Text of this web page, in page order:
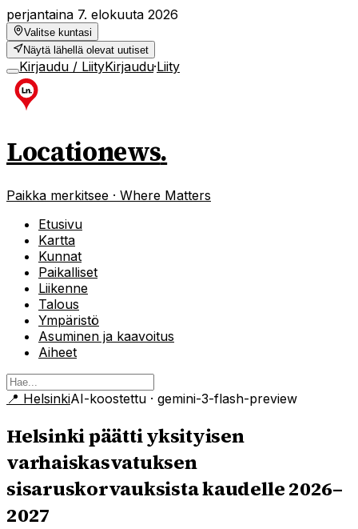
perjantaina 7. elokuuta 2026
Valitse kuntasi
Näytä lähellä olevat uutiset
Kirjaudu / LiityKirjaudu·Liity
Locationews.
Paikka merkitsee · Where Matters
Etusivu
Kartta
Kunnat
Paikalliset
Liikenne
Talous
Ympäristö
Asuminen ja kaavoitus
Aiheet
📍 HelsinkiAI-koostettu · gemini-3-flash-preview
Helsinki päätti yksityisen
varhaiskasvatuksen
sisaruskorvauksista kaudelle 2026–
2027